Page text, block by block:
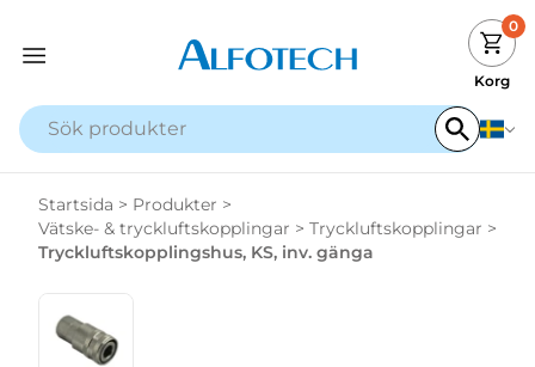
0
Korg
Startsida > Produkter >
Vätske- & tryckluftskopplingar > Tryckluftskopplingar >
Tryckluftskopplingshus, KS, inv. gänga